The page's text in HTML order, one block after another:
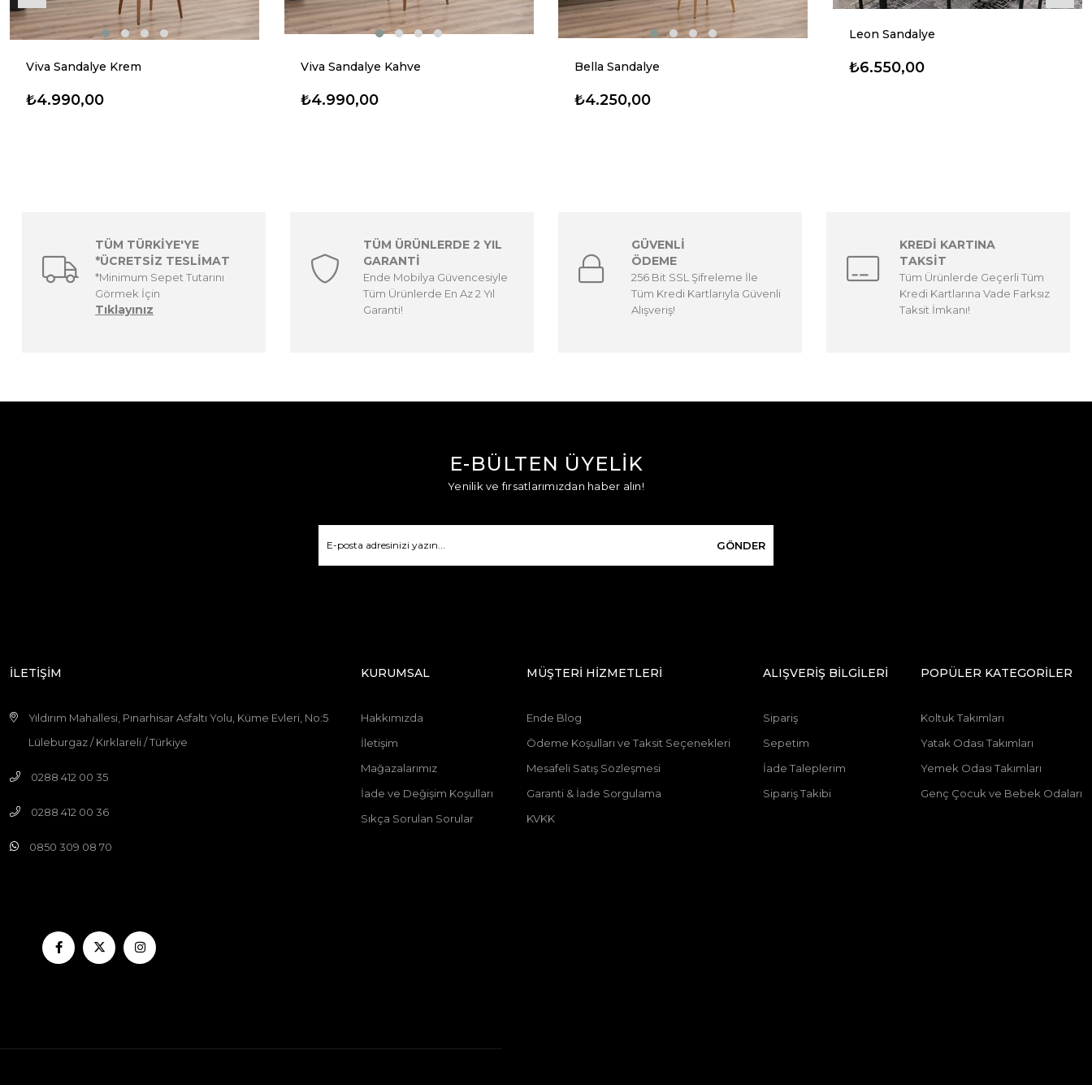
Viva Sandalye Krem
₺4.990,00
Viva Sandalye Kahve
₺4.990,00
Bella Sandalye
₺4.250,00
Leon Sandalye
₺6.550,00
TÜM TÜRKİYE'YE
*ÜCRETSİZ TESLİMAT
*Minimum Sepet Tutarını
Görmek İçin
Tıklayınız
TÜM ÜRÜNLERDE 2 YIL
GARANTİ
Ende Mobilya Güvencesiyle
Tüm Ürünlerde En Az 2 Yıl
Garanti!
GÜVENLİ
ÖDEME
256 Bit SSL Şifreleme İle
Tüm Kredi Kartlarıyla Güvenli
Alışveriş!
KREDİ KARTINA
TAKSİT
Tüm Ürünlerde Geçerli Tüm
Kredi Kartlarına Vade Farksız
Taksit İmkanı!
E-BÜLTEN ÜYELİK
Yenilik ve fırsatlarımızdan haber alın!
GÖNDER
İLETİŞİM
Yıldırım Mahallesi, Pınarhisar Asfaltı Yolu, Küme Evleri, No:5
Lüleburgaz / Kırklareli / Türkiye
0288 412 00 35
0288 412 00 36
0850 309 08 70
KURUMSAL
Hakkımızda
İletişim
Mağazalarımız
İade ve Değişim Koşulları
Sıkça Sorulan Sorular
MÜŞTERİ HİZMETLERİ
Ende Blog
Ödeme Koşulları ve Taksit Seçenekleri
Mesafeli Satış Sözleşmesi
Garanti & İade Sorgulama
KVKK
ALIŞVERİŞ BİLGİLERİ
Sipariş
Sepetim
İade Taleplerim
Sipariş Takibi
POPÜLER KATEGORİLER
Koltuk Takımları
Yatak Odası Takımları
Yemek Odası Takımları
Genç Çocuk ve Bebek Odaları